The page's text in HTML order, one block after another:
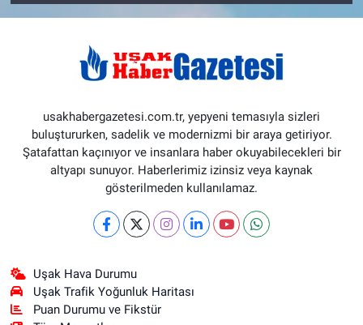
usakhabergazetesi.com.tr, yepyeni temasıyla sizleri
buluştururken, sadelik ve modernizmi bir araya getiriyor.
Şatafattan kaçınıyor ve insanlara haber okuyabilecekleri bir
altyapı sunuyor. Haberlerimiz izinsiz veya kaynak
gösterilmeden kullanılamaz.
Uşak Hava Durumu
Uşak Trafik Yoğunluk Haritası
Puan Durumu ve Fikstür